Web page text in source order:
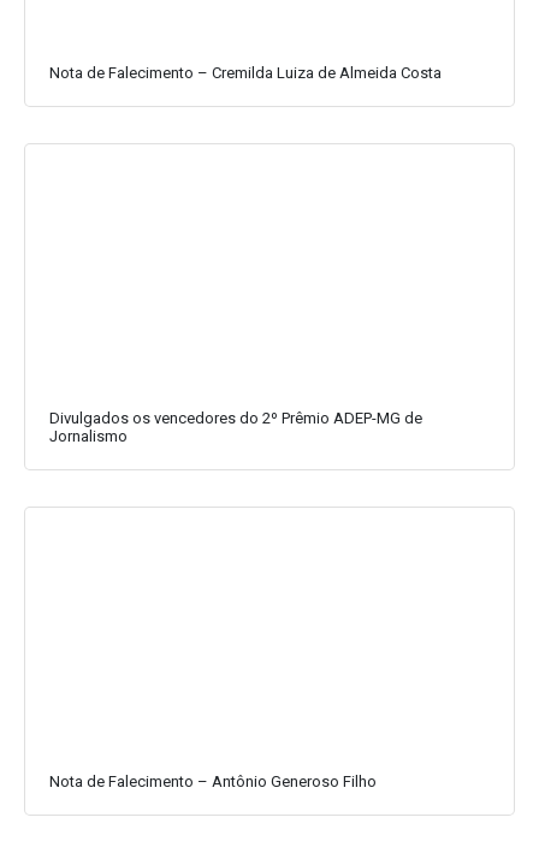
Nota de Falecimento – Cremilda Luiza de Almeida Costa
Divulgados os vencedores do 2º Prêmio ADEP-MG de
Jornalismo
Nota de Falecimento – Antônio Generoso Filho